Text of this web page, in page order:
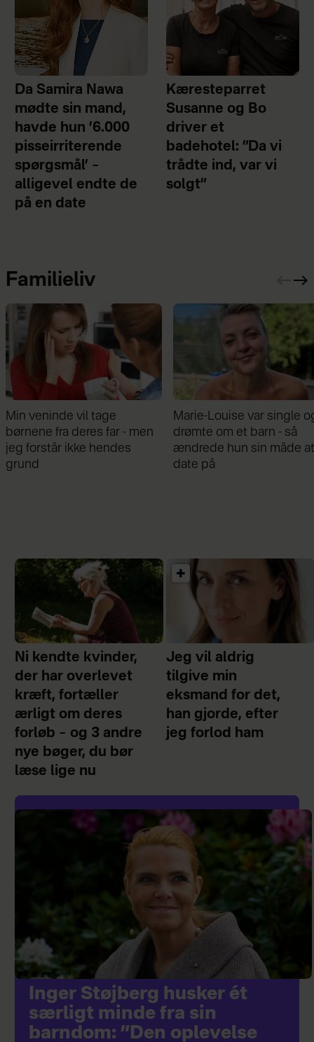
Da Samira Nawa
mødte sin mand,
havde hun ’6.000
pisseirriterende
spørgsmål’ –
alligevel endte de
på en date
Kæresteparret
Susanne og Bo
driver et
badehotel: ”Da vi
trådte ind, var vi
solgt”
Familieliv
Marie-Louise var single og
drømte om et barn - så
ændrede hun sin måde at
date på
Mathilde Gøhler fortæller
om bruddet med Remee:
Var gået fra hinanden før
graviditeten
Ni kendte kvinder,
der har overlevet
kræft, fortæller
ærligt om deres
forløb – og 3 andre
nye bøger, du bør
læse lige nu
Jeg vil aldrig
tilgive min
eksmand for det,
han gjorde, efter
jeg forlod ham
Inger Støjberg husker ét
særligt minde fra sin
barndom: ”Den oplevelse